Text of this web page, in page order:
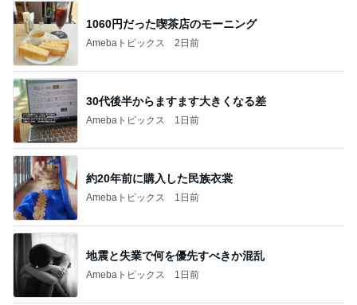
1060円だった喫茶店のモーニング
Amebaトピックス 2日前
30代後半からますます大きくなる差
Amebaトピックス 1日前
約20年前に購入した民族衣裳
Amebaトピックス 1日前
地震と失業で何を優先すべきか混乱
Amebaトピックス 1日前